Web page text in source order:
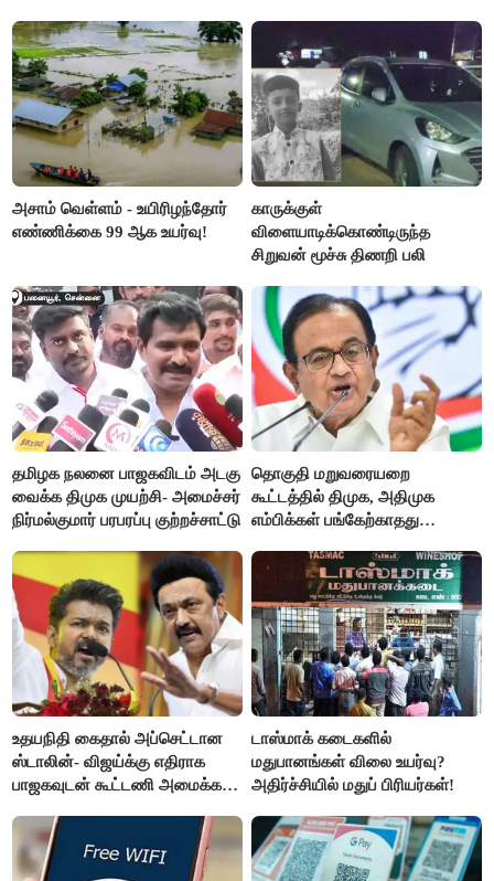
அசாம் வெள்ளம் - உயிரிழந்தோர்
எண்ணிக்கை 99 ஆக உயர்வு!
காருக்குள்
விளையாடிக்கொண்டிருந்த
சிறுவன் மூச்சு திணறி பலி
தமிழக நலனை பாஜகவிடம் அடகு
வைக்க திமுக முயற்சி- அமைச்சர்
நிர்மல்குமார் பரபரப்பு குற்றச்சாட்டு
தொகுதி மறுவரையறை
கூட்டத்தில் திமுக, அதிமுக
எம்பிக்கள் பங்கேற்காதது
உதயநிதி கைதால் அப்செட்டான
ஸ்டாலின்- விஜய்க்கு எதிராக
பாஜகவுடன் கூட்டணி அமைக்க
டாஸ்மாக் கடைகளில்
மதுபானங்கள் விலை உயர்வு?
அதிர்ச்சியில் மதுப் பிரியர்கள்!